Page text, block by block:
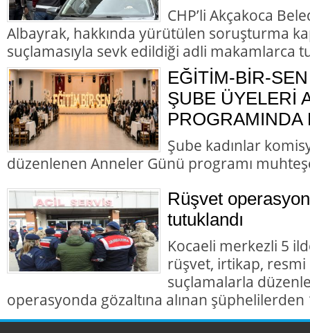
CHP’li Akçakoca
Albayrak, hakkında yürütülen soruşturma
suçlamasıyla sevk edildiği adli makamlarca
EĞİTİM-BİR-
ŞUBE ÜYELERİ
PROGRAMINDA
Şube kadınlar
düzenlenen Anneler Günü programı
Rüşvet
tutuklandı
Kocaeli merkezli 5
rüşvet, irtikap,
suçlamalarla
operasyonda gözaltına alınan